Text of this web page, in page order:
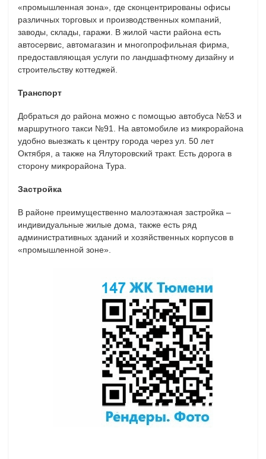
«промышленная зона», где сконцентрированы офисы
различных торговых и производственных компаний,
заводы, склады, гаражи. В жилой части района есть
автосервис, автомагазин и многопрофильная фирма,
предоставляющая услуги по ландшафтному дизайну и
строительству коттеджей.
Транспорт
Добраться до района можно с помощью автобуса №53 и
маршрутного такси №91. На автомобиле из микрорайона
удобно выезжать к центру города через ул. 50 лет
Октября, а также на Ялуторовский тракт. Есть дорога в
сторону микрорайона Тура.
Застройка
В районе преимущественно малоэтажная застройка –
индивидуальные жилые дома, также есть ряд
административных зданий и хозяйственных корпусов в
«промышленной зоне».